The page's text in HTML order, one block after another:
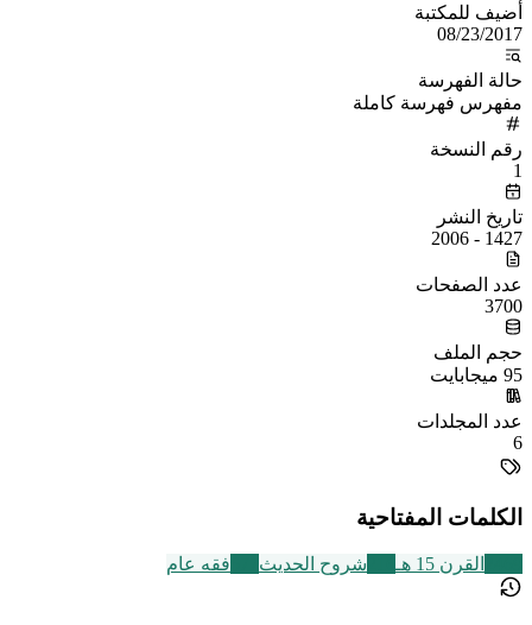
أُضيف للمكتبة
08/23/2017
حالة الفهرسة
مفهرس فهرسة كاملة
رقم النسخة
1
تاريخ النشر
1427 - 2006
عدد الصفحات
3700
حجم الملف
95 ميجابايت
عدد المجلدات
6
الكلمات المفتاحية
القرن 15 هـ شروح الحديث فقه عام